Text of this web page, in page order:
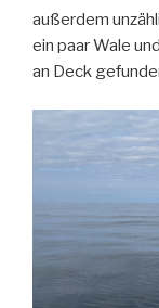
außerdem
ein paar Wale
an Deck